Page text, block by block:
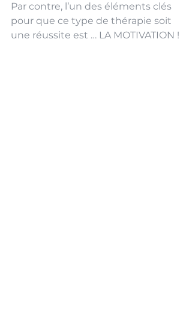
Par contre, l’un des éléments clés
pour que ce type de thérapie soit
une réussite est … LA MOTIVATION !